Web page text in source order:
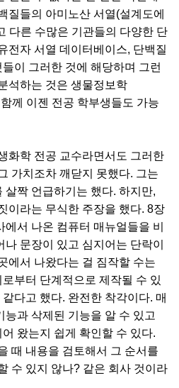
질들의 아미노산 서열(설계도에
다른 수많은 기관들의 다양한 단
전자 서열 데이터베이스, 단백질
이 그러한 것에 해당하며 그런
석하는 것은 생물정보학
께 이젠 전공 학부생들도 가능
화학 전공 교수라면서도 그러한
가치조차 깨닫지 못했다. 그는
살짝 언급하기는 했다. 하지만,
이라는 무식한 주장을 했다. 8장
서 나온 컴퓨터 매뉴얼들을 비
문장이 있고 심지어는 단락이
에서 나왔다는 걸 짐작할 수는
부터 단계적으로 제작될 수 있
다고 했다. 완전한 착각이다. 매
능과 삭제된 기능을 알 수 있고
왔는지 쉽게 확인할 수 있다.
때 내용을 검토해서 그 순서를
수 있지 않나? 같은 회사 것이라